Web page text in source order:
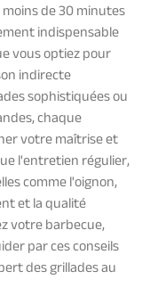
de 30 minutes
indispensable
vous optiez pour
indirecte
sophistiquées ou
chaque
votre maîtrise et
l'entretien régulier,
comme l'oignon,
et la qualité
votre barbecue,
par ces conseils
des grillades au